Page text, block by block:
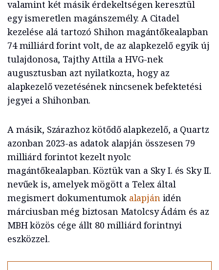
valamint két másik érdekeltségen keresztül
egy ismeretlen magánszemély. A Citadel
kezelése alá tartozó Shihon magántőkealapban
74 milliárd forint volt, de az alapkezelő egyik új
tulajdonosa, Tajthy Attila a HVG-nek
augusztusban azt nyilatkozta, hogy az
alapkezelő vezetésének nincsenek befektetési
jegyei a Shihonban.
A másik, Szárazhoz kötődő alapkezelő, a Quartz
azonban 2023-as adatok alapján összesen 79
milliárd forintot kezelt nyolc
magántőkealapban. Köztük van a Sky I. és Sky II.
nevűek is, amelyek mögött a Telex által
megismert dokumentumok alapjánidén
márciusban még biztosan Matolcsy Ádám és az
MBH közös cége állt 80 milliárd forintnyi
eszközzel.